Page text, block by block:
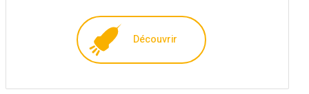
Découvrir